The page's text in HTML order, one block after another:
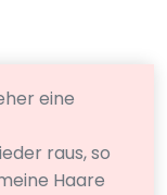
eine
raus, so
Haare